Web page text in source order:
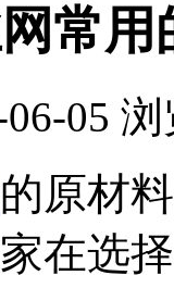
常用
05 浏
的原材
在选择